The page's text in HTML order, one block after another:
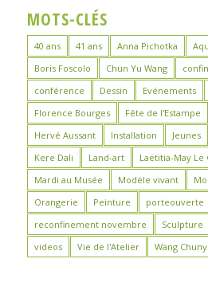
MOTS-CLÉS
40 ans 41 ans Anna Pichotka
Boris Foscolo
Chun Yu Wang
conférence
Dessin Evénements
Florence Bourges
Fête de l'Estampe
Hervé Aussant
Installation Jeunes
Kere Dali
Land-art Laëtitia-May Le
Mardi au Musée
Modèle vivant
Orangerie
Peinture porteouverte
reconfinement novembre
Sculpture
videos
Vie de l'Atelier Wang